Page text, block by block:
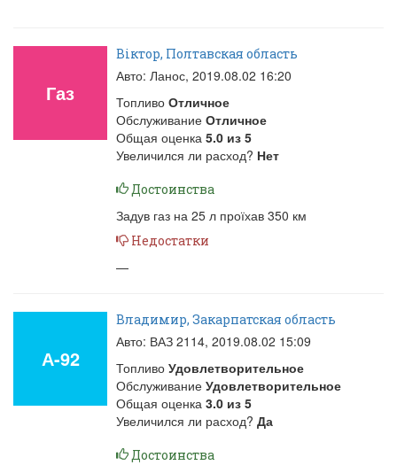
Газ
Віктор, Полтавская область
Авто: Ланос, 2019.08.02 16:20
Топливо Отличное
Обслуживание Отличное
Общая оценка 5.0 из 5
Увеличился ли расход? Нет
Достоинства
Задув газ на 25 л проїхав 350 км
Недостатки
—
А-92
Владимир, Закарпатская область
Авто: ВАЗ 2114, 2019.08.02 15:09
Топливо Удовлетворительное
Обслуживание Удовлетворительное
Общая оценка 3.0 из 5
Увеличился ли расход? Да
Достоинства